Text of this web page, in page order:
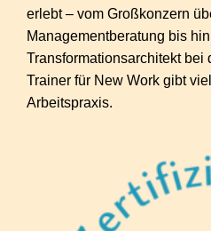
erlebt – vom Großkonzern
Managementberatung bis
Transformationsarchitekt bei
Trainer für New Work gibt
Arbeitspraxis.